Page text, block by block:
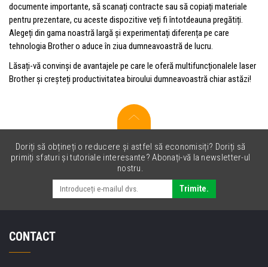
documente importante, să scanați contracte sau să copiați materiale
pentru prezentare, cu aceste dispozitive veți fi întotdeauna pregătiți.
Alegeți din gama noastră largă și experimentați diferența pe care
tehnologia Brother o aduce în ziua dumneavoastră de lucru.
Lăsați-vă convinși de avantajele pe care le oferă multifuncționalele laser
Brother și creșteți productivitatea biroului dumneavoastră chiar astăzi!
Doriți să obțineți o reducere și astfel să economisiți? Doriți să
primiți sfaturi și tutoriale interesante? Abonați-vă la newsletter-ul
nostru.
Trimite.
CONTACT